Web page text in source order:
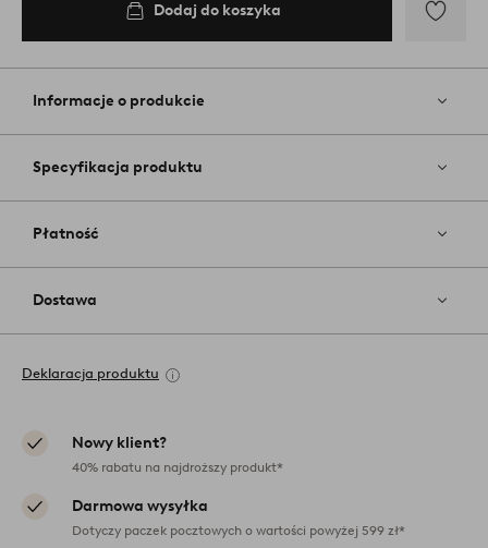
Dodaj do koszyka
do
Informacje o produkcie
Specyfikacja produktu
Płatność
Dostawa
Deklaracja produktu
Nowy klient?
40% rabatu na najdroższy produkt*
Darmowa wysyłka
Dotyczy paczek pocztowych o wartości powyżej 599 zł*